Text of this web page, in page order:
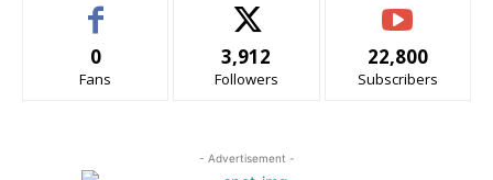
0
Fans
3,912
Followers
22,800
Subscribers
- Advertisement -